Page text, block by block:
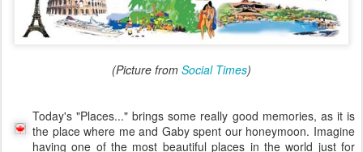
(Picture from Social Times)
Today's "Places..." brings some really good memories, as it is
the place where me and Gaby spent our honeymoon. Imagine
having one of the most beautiful places in the world just for